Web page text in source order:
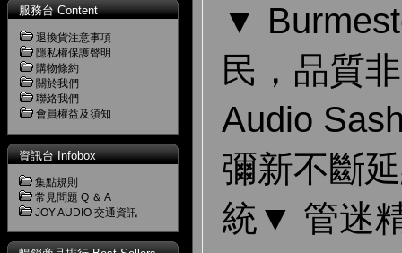
服務台 Content
退換貨注意事項
隱私權保護聲明
購物條約
關於我們
聯絡我們
會員權益及須知
資訊台 Infobox
集點規則
常見問題 Q ＆ A
JOY AUDIO 交通資訊
▼
民，品質
Audio
彌新不斷
統▼ 管迷